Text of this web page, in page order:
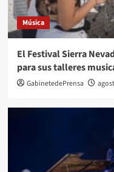
Música
El Festival Sierra
para sus talleres
GabinetedePrensa